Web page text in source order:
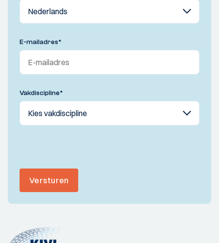
E-mailadres*
Vakdiscipline*
Versturen